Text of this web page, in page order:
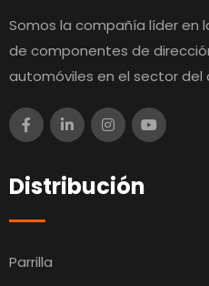
Somos la compañía líder en
de componentes de
automóviles en el sector del
Distribución
Parrilla